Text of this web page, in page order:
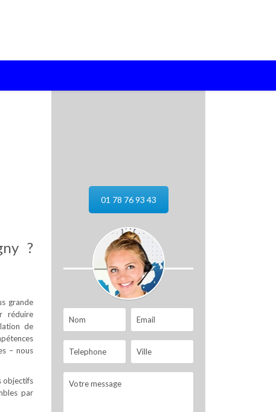
?
grande
réduire
de
– nous
objectifs
par
01 78 76 93 43